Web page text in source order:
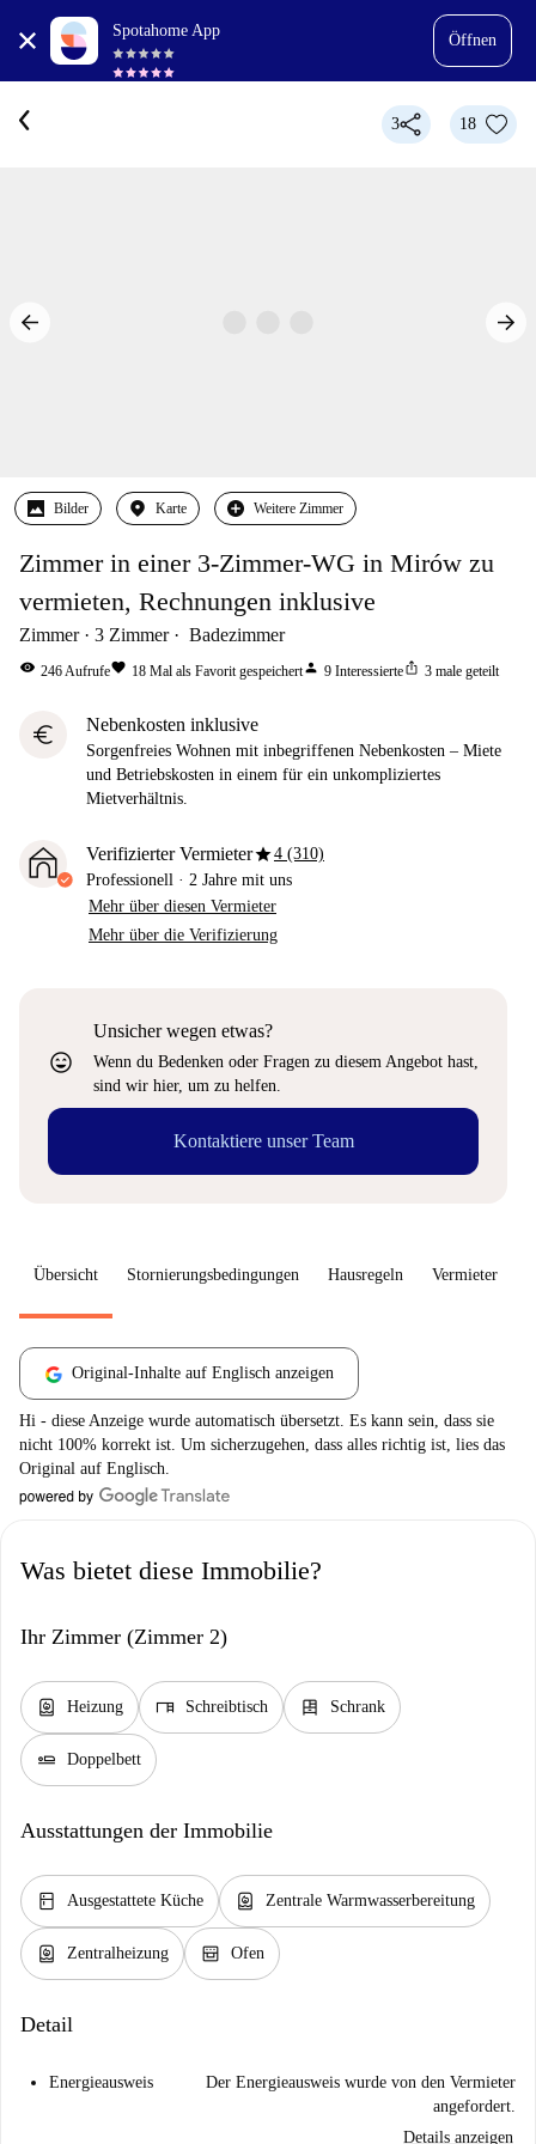
Spotahome App
Öffnen
3 18
Bilder Karte Weitere Zimmer
Zimmer in einer 3-Zimmer-WG in Mirów zu
vermieten, Rechnungen inklusive
Zimmer 3 Zimmer Badezimmer
visibility 246Aufrufefavorite 18 Mal als Favorit gespeichertperson 9 Interessierteios_share 3 male geteilt
euro Nebenkosten inklusive
Sorgenfreies Wohnen mit inbegriffenen Nebenkosten – Miete
und Betriebskosten in einem für ein unkompliziertes
Mietverhältnis.
Verifizierter Vermieterstar4 (310)
Professionell · 2 Jahre mit uns
Mehr über diesen Vermieter
Mehr über die Verifizierung
sentiment_very_satisfied
Unsicher wegen etwas?
Wenn du Bedenken oder Fragen zu diesem Angebot hast,
sind wir hier, um zu helfen.
Kontaktiere unser Team
Übersicht Stornierungsbedingungen Hausregeln Vermieter
Original-Inhalte auf Englisch anzeigen
Hi - diese Anzeige wurde automatisch übersetzt. Es kann sein, dass sie
nicht 100% korrekt ist. Um sicherzugehen, dass alles richtig ist, lies das
Original auf Englisch.
Was bietet diese Immobilie?
Ihr Zimmer (Zimmer 2)
water_heater Heizung desk Schreibtisch dresser Schrank
airline_seat_flat Doppelbett
Ausstattungen der Immobilie
kitchen Ausgestattete Küche water_heater Zentrale Warmwasserbereitung
water_heater Zentralheizung oven_gen Ofen
Detail
Energieausweis
Der Energieausweis wurde von den Vermieter
angefordert.
Details anzeigen